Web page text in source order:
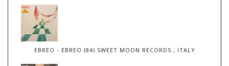
EBREO - EBREO (84) SWEET MOON RECORDS , ITALY